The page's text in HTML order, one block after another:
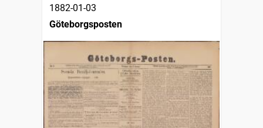
1882-01-03
Göteborgsposten